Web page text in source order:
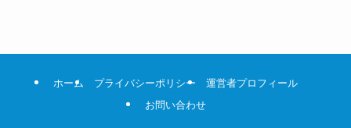
ホーム プライバシーポリシー
運営者プロフィール
お問い合わせ